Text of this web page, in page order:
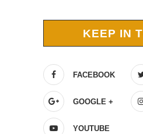
KEEP IN
FACEBOOK
GOOGLE +
YOUTUBE